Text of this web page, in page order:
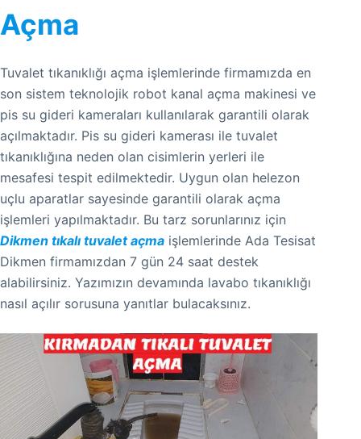
Açma
Tuvalet tıkanıklığı açma işlemlerinde firmamızda en
son sistem teknolojik robot kanal açma makinesi ve
pis su gideri kameraları kullanılarak garantili olarak
açılmaktadır. Pis su gideri kamerası ile tuvalet
tıkanıklığına neden olan cisimlerin yerleri ile
mesafesi tespit edilmektedir. Uygun olan helezon
uçlu aparatlar sayesinde garantili olarak açma
işlemleri yapılmaktadır. Bu tarz sorunlarınız için
Dikmen tıkalı tuvalet açma işlemlerinde Ada Tesisat
Dikmen firmamızdan 7 gün 24 saat destek
alabilirsiniz. Yazımızın devamında lavabo tıkanıklığı
nasıl açılır sorusuna yanıtlar bulacaksınız.